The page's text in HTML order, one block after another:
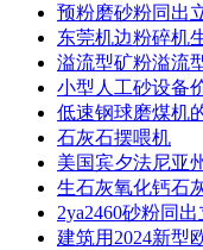
预粉磨砂粉同出
东莞机边粉碎机
溢流型矿粉溢流
小型人工砂设备
低速钢球磨煤机
石灰石摆喂机
美国宾夕法尼亚
生石灰氧化钙石
2ya2460砂粉同
建筑用2024新型